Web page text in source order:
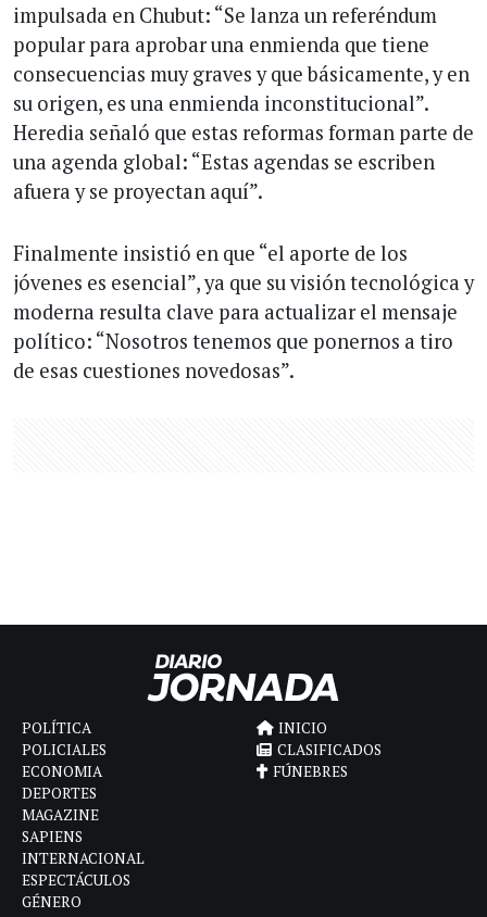
impulsada en Chubut: “Se lanza un referéndum
popular para aprobar una enmienda que tiene
consecuencias muy graves y que básicamente, y en
su origen, es una enmienda inconstitucional”.
Heredia señaló que estas reformas forman parte de
una agenda global: “Estas agendas se escriben
afuera y se proyectan aquí”.
Finalmente insistió en que “el aporte de los
jóvenes es esencial”, ya que su visión tecnológica y
moderna resulta clave para actualizar el mensaje
político: “Nosotros tenemos que ponernos a tiro
de esas cuestiones novedosas”.
POLÍTICA
POLICIALES
ECONOMIA
DEPORTES
MAGAZINE
SAPIENS
INTERNACIONAL
ESPECTÁCULOS
GÉNERO
INICIO
CLASIFICADOS
FÚNEBRES